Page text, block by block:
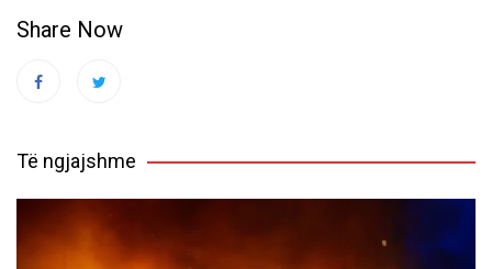
Share Now
Të ngjajshme